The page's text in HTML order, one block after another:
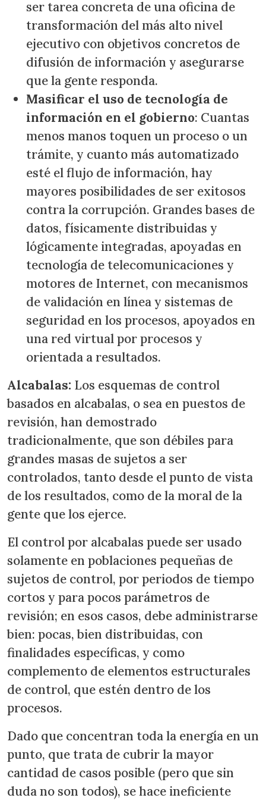
ser tarea concreta de una oficina de
transformación del más alto nivel
ejecutivo con objetivos concretos de
difusión de información y asegurarse
que la gente responda.
Masificar el uso de tecnología de
información en el gobierno: Cuantas
menos manos toquen un proceso o un
trámite, y cuanto más automatizado
esté el flujo de información, hay
mayores posibilidades de ser exitosos
contra la corrupción. Grandes bases de
datos, físicamente distribuidas y
lógicamente integradas, apoyadas en
tecnología de telecomunicaciones y
motores de Internet, con mecanismos
de validación en línea y sistemas de
seguridad en los procesos, apoyados en
una red virtual por procesos y
orientada a resultados.
Alcabalas: Los esquemas de control
basados en alcabalas, o sea en puestos de
revisión, han demostrado
tradicionalmente, que son débiles para
grandes masas de sujetos a ser
controlados, tanto desde el punto de vista
de los resultados, como de la moral de la
gente que los ejerce.
El control por alcabalas puede ser usado
solamente en poblaciones pequeñas de
sujetos de control, por periodos de tiempo
cortos y para pocos parámetros de
revisión; en esos casos, debe administrarse
bien: pocas, bien distribuidas, con
finalidades específicas, y como
complemento de elementos estructurales
de control, que estén dentro de los
procesos.
Dado que concentran toda la energía en un
punto, que trata de cubrir la mayor
cantidad de casos posible (pero que sin
duda no son todos), se hace ineficiente